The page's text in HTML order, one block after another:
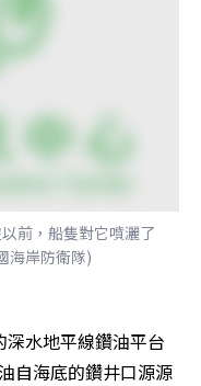
前，船隻對它噴灑了
海岸防衛隊)
水地平線鑽油平台
自海底的鑽井口源源